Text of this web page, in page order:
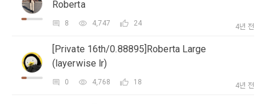
자금융거래법, 전자서명법, 소비자기본법, 개인정보보호법 등
관련법을 위배하지 않는 범위에서 이 약관을 개정할 수 있다.
“별도약관”)을 둘 수 있으며, 그 내용이 이 약관과 충돌하는 경우
“별도약관”이 우선하여 적용된다.
4. “회사”의 영업상 중요한 사유 또는 관계 법령에 의한 변경사
를 위한 데이터 분석
가. 수집하는 개인정보의 항목
Roberta
8 4,747 24 4년 전
[Private 16th/0.88895]Roberta Large
(layerwise lr)
0 4,768 18 4년 전